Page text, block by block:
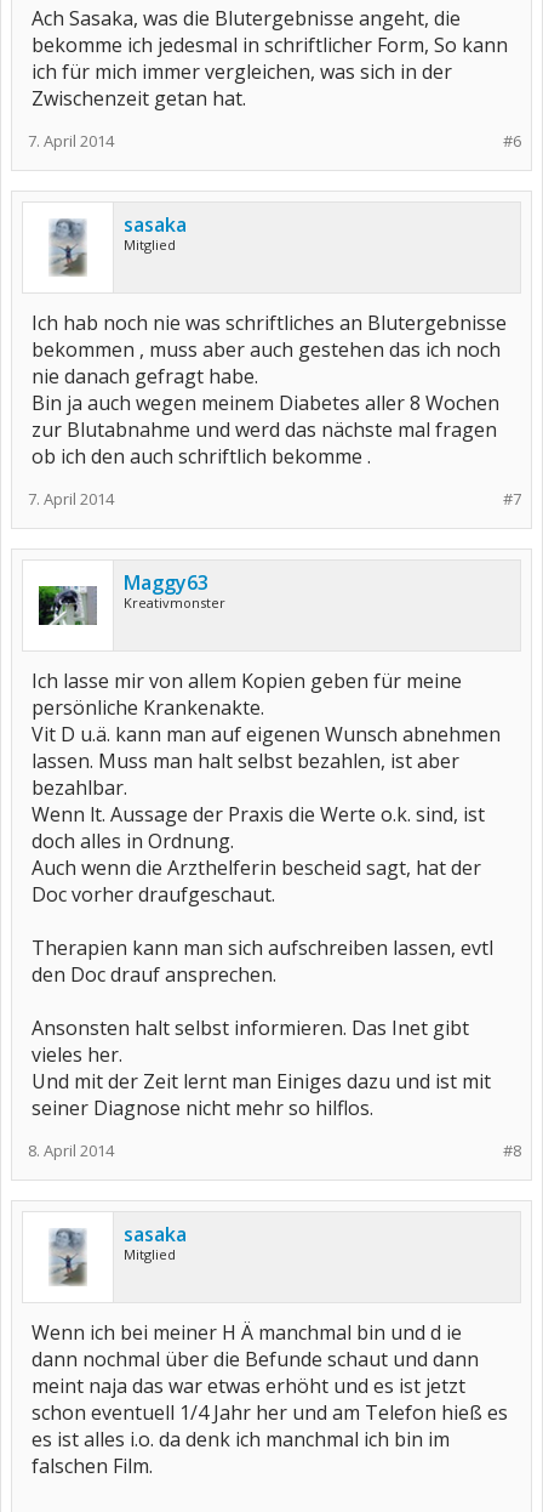
Ach Sasaka, was die Blutergebnisse angeht, die
bekomme ich jedesmal in schriftlicher Form, So kann
ich für mich immer vergleichen, was sich in der
Zwischenzeit getan hat.
#6
7. April 2014
sasaka
Mitglied
Ich hab noch nie was schriftliches an Blutergebnisse
bekommen , muss aber auch gestehen das ich noch
nie danach gefragt habe.
Bin ja auch wegen meinem Diabetes aller 8 Wochen
zur Blutabnahme und werd das nächste mal fragen
ob ich den auch schriftlich bekomme .
#7
7. April 2014
Maggy63
Kreativmonster
Ich lasse mir von allem Kopien geben für meine
persönliche Krankenakte.
Vit D u.ä. kann man auf eigenen Wunsch abnehmen
lassen. Muss man halt selbst bezahlen, ist aber
bezahlbar.
Wenn lt. Aussage der Praxis die Werte o.k. sind, ist
doch alles in Ordnung.
Auch wenn die Arzthelferin bescheid sagt, hat der
Doc vorher draufgeschaut.
Therapien kann man sich aufschreiben lassen, evtl
den Doc drauf ansprechen.
Ansonsten halt selbst informieren. Das Inet gibt
vieles her.
Und mit der Zeit lernt man Einiges dazu und ist mit
seiner Diagnose nicht mehr so hilflos.
#8
8. April 2014
sasaka
Mitglied
Wenn ich bei meiner H Ä manchmal bin und d ie
dann nochmal über die Befunde schaut und dann
meint naja das war etwas erhöht und es ist jetzt
schon eventuell 1/4 Jahr her und am Telefon hieß es
es ist alles i.o. da denk ich manchmal ich bin im
falschen Film.